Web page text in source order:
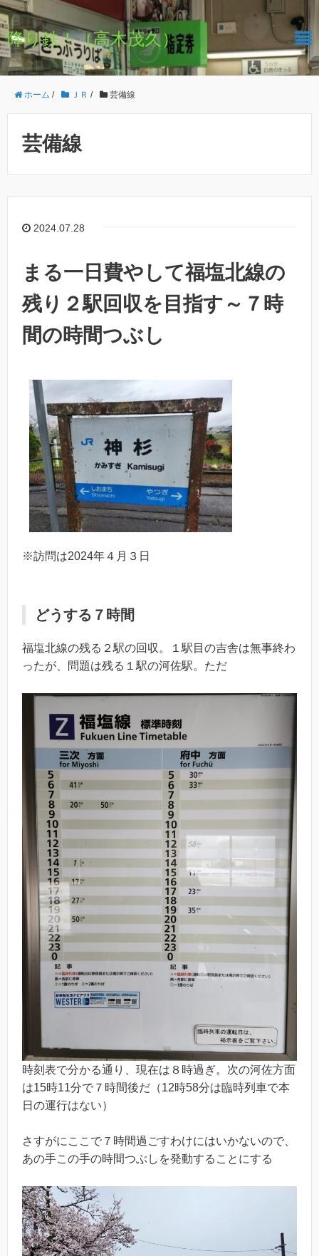
降り鉄！（高木茂久）
ホーム / ＪＲ / 芸備線
芸備線
2024.07.28
まる一日費やして福塩北線の
残り２駅回収を目指す～７時
間の時間つぶし
※訪問は2024年４月３日
どうする７時間
福塩北線の残る２駅の回収。１駅目の吉舎は無事終わ
ったが、問題は残る１駅の河佐駅。ただ
時刻表で分かる通り、現在は８時過ぎ。次の河佐方面
は15時11分で７時間後だ（12時58分は臨時列車で本
日の運行はない）
さすがにここで７時間過ごすわけにはいかないので、
あの手この手の時間つぶしを発動することにする